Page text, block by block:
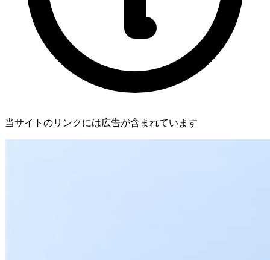
当サイトのリンクには広告が含まれています